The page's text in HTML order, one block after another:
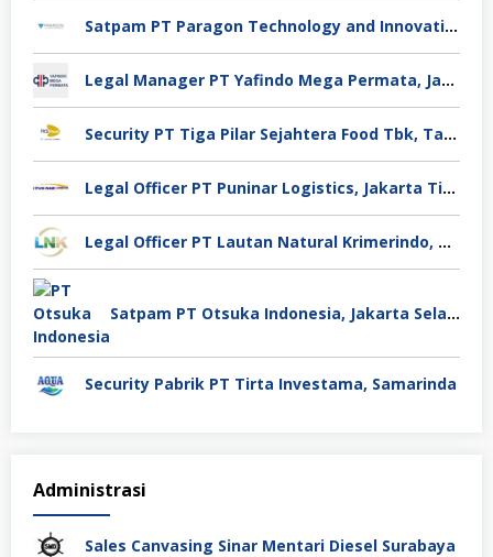
Satpam PT Paragon Technology and Innovation Jakarta
Legal Manager PT Yafindo Mega Permata, Jakarta Barat
Security PT Tiga Pilar Sejahtera Food Tbk, Tangerang
Legal Officer PT Puninar Logistics, Jakarta Timur
Legal Officer PT Lautan Natural Krimerindo, Mojokerto
Satpam PT Otsuka Indonesia, Jakarta Selatan
Security Pabrik PT Tirta Investama, Samarinda
Administrasi
Sales Canvasing Sinar Mentari Diesel Surabaya